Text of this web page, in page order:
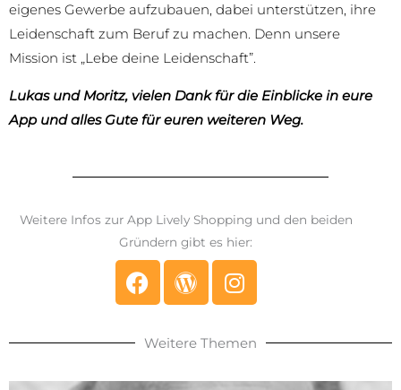
eigenes Gewerbe aufzubauen, dabei unterstützen, ihre
Leidenschaft zum Beruf zu machen. Denn unsere
Mission ist „Lebe deine Leidenschaft”.
Lukas und Moritz, vielen Dank für die Einblicke in eure
App und alles Gute für euren weiteren Weg.
Weitere Infos zur App Lively Shopping und den beiden
Gründern gibt es hier:
Weitere Themen